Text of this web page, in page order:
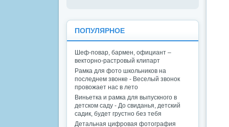
ПОПУЛЯРНОЕ
Шеф-повар, бармен, официант –
векторно-растровый клипарт
Рамка для фото школьников на
последнем звонке - Веселый звонок
провожает нас в лето
Виньетка и рамка для выпускного в
детском саду - До свиданья, детский
садик, будет грустно без тебя
Детальная цифровая фотография